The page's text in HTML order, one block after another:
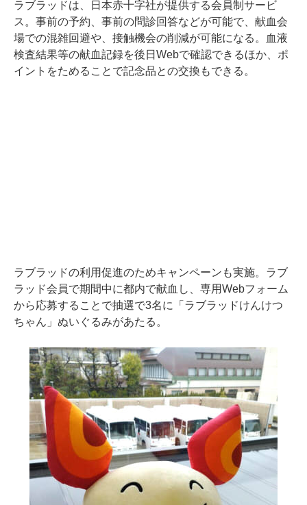
ラブラッドは、日本赤十字社が提供する会員制サービ
ス。事前の予約、事前の問診回答などが可能で、献血会
場での混雑回避や、接触機会の削減が可能になる。血液
検査結果等の献血記録を後日Webで確認できるほか、ポ
イントをためることで記念品との交換もできる。
ラブラッドの利用促進のためキャンペーンも実施。ラブ
ラッド会員で期間中に都内で献血し、専用Webフォーム
から応募することで抽選で3名に「ラブラッドけんけつ
ちゃん」ぬいぐるみがあたる。